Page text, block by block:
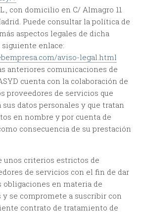
con domicilio en C/ Almagro 11
Puede consultar la política de
aspectos legales de dicha
enlace:
aviso-legal.html
anteriores comunicaciones de
cuenta con la colaboración de
proveedores de servicios que
datos personales y que tratan
en nombre y por cuenta de
consecuencia de su prestación
unos criterios estrictos de
de servicios con el fin de dar
en materia de
se compromete a suscribir con
contrato de tratamiento de